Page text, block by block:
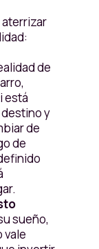
aterrizar
de
está
y
de
de
sueño,
vale